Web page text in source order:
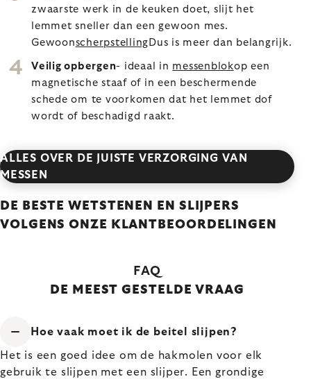
zwaarste werk in de keuken doet, slijt het
lemmet sneller dan een gewoon mes.
Gewoonscherpstelling Dus is meer dan belangrijk.
Veilig opbergen- ideaal in messenblokop een
magnetische staaf of in een beschermende
schede om te voorkomen dat het lemmet dof
wordt of beschadigd raakt.
ALLES OVER DE JUISTE VERZORGING VAN
MESSEN
DE BESTE WETSTENEN EN SLIJPERS
VOLGENS ONZE KLANTBEOORDELINGEN
FAQ
DE MEEST GESTELDE VRAAG
Hoe vaak moet ik de beitel slijpen?
Het is een goed idee om de hakmolen voor elk
gebruik te slijpen met een slijper. Een grondige